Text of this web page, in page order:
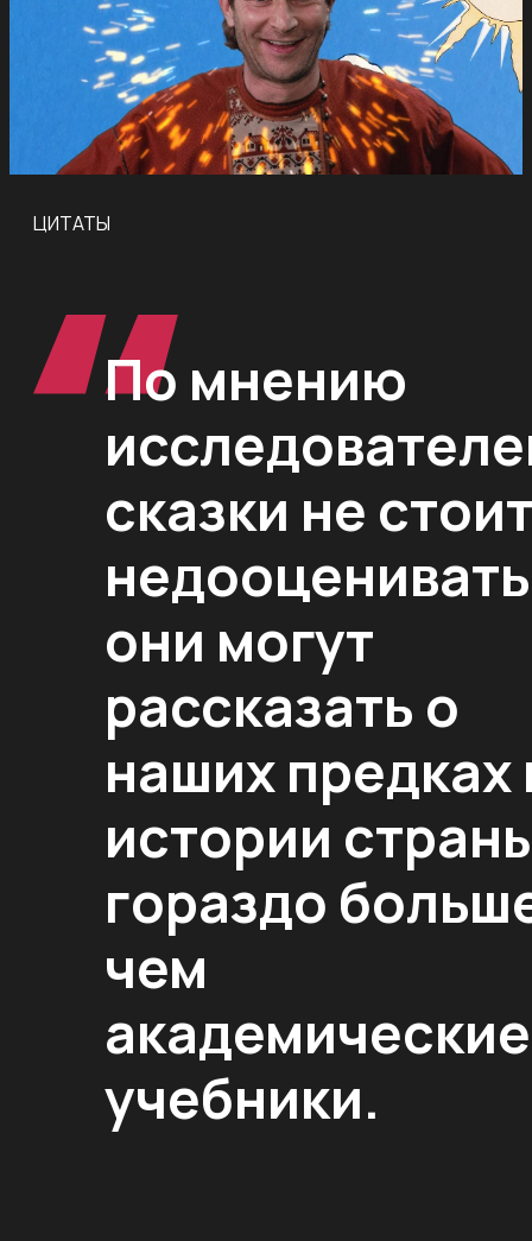
ЦИТАТЫ
По мнению
сказки не
они могут
рассказать о
наших предках
истории
гораздо
чем
академические
учебники.